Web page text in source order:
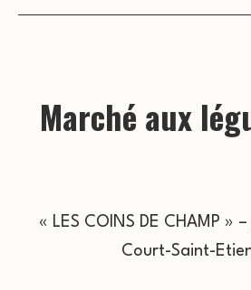
Marché aux
« LES COINS DE CHAMP »
Court-Saint-